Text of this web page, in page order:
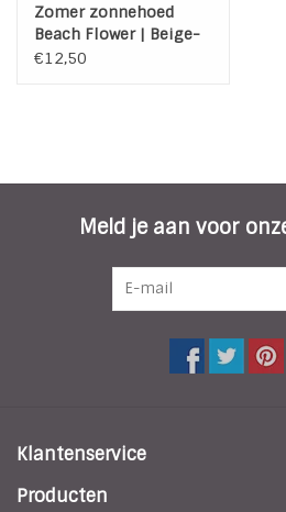
Zomer zonnehoed
Beach Flower | Beige-
Creme
€12,50
Meld je aan voor
Klantenservice
Producten